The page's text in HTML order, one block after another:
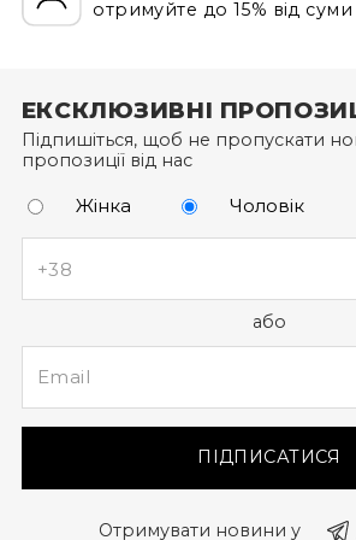
отримуйте до 15% від
ЕКСКЛЮЗИВНІ
Підпишіться, щоб не пропускати
пропозиції від нас
Жінка Чоловік
або
ПІДПИСАТИСЯ
Отримувати новини у